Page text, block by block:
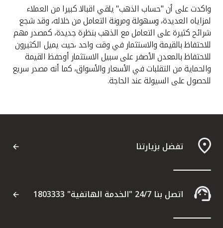
واكدت على أن "حساب الذهب" يلقي اقبالا كبيرا من العملاء
لمزاياه العديدة، وسهولة ومرونة التعامل من خلاله، وقد شجع
شرائح كثيرة على التعامل مع الذهب بنظرة جديدة، كمصدر مهم
للاحتفاظ بالقيمة والاستثمار في وقت واحد ،حيث يميل الكثيرون
للاحتفاظ بالمعدن الأصفر على سبيل الاستثمار أوحفظ القيمة
والحماية من التقلبات في الأسعار والأسواق، كما أنه مصدر سريع
للحصول على السيولة عند الحاجة.
تفضل بزيارتنا
اتصل بنا 24/7 "الخدمة الهاتفية" 1803333